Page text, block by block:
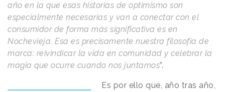
año en la que esas historias de optimismo son
especialmente necesarias y van a conectar con el
consumidor de forma más significativa es en
Nochevieja. Esa es precisamente nuestra filosofía de
marca: reivindicar la vida en comunidad y celebrar la
magia que ocurre cuando nos juntamos”.
Es por ello que, año tras año,